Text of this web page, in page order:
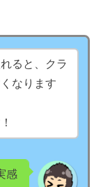
ると、クラ
なります
感